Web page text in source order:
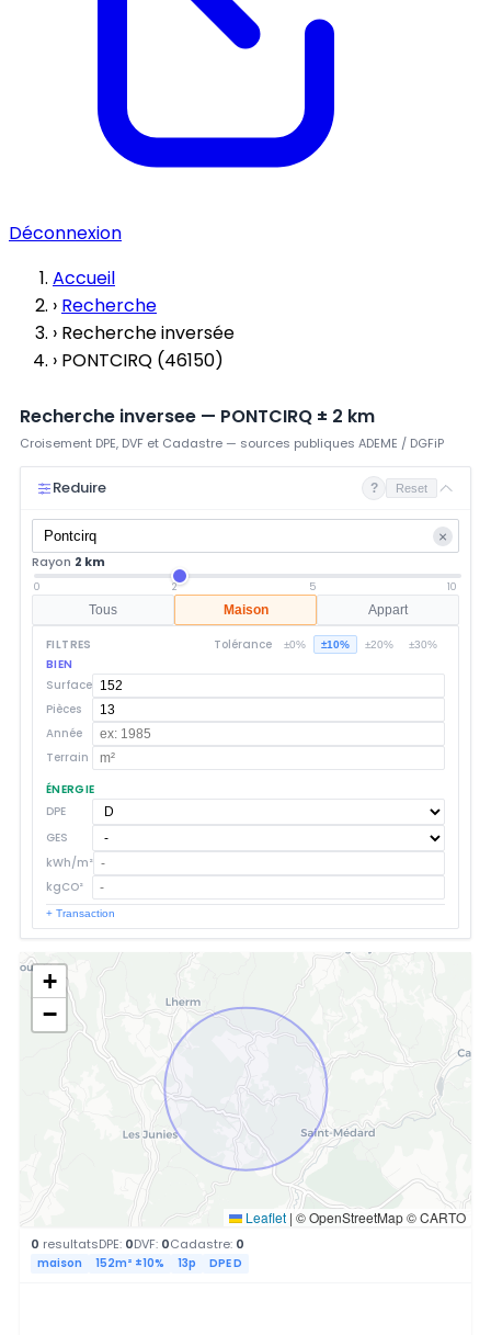
Déconnexion
Accueil
› Recherche
› Recherche inversée
› PONTCIRQ (46150)
Recherche inversee — PONTCIRQ ± 2 km
Croisement DPE, DVF et Cadastre — sources publiques ADEME / DGFiP
Reduire ? Reset
×
Rayon 2 km
0 2 5 10
Tous Maison Appart
FILTRES Tolérance ±0% ±10% ±20% ±30%
BIEN
Surface
Pièces
Année
Terrain
ÉNERGIE
DPE
GES
kWh/m²
kgCO²
+ Transaction
0 resultatsDPE: 0DVF: 0Cadastre: 0
maison 152m² ±10% 13p DPE D
+
−
Leaflet | © OpenStreetMap © CARTO